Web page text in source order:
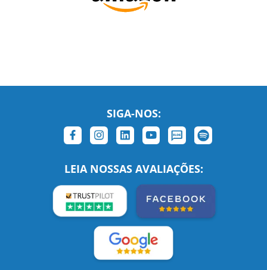
SIGA-NOS:
LEIA NOSSAS AVALIAÇÕES: